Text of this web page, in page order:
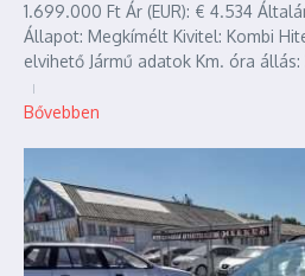
1.699.000 Ft Ár (EUR): € 4.534
Állapot: Megkímélt Kivitel: Kombi
elvihető Jármű adatok Km. óra
Bővebben